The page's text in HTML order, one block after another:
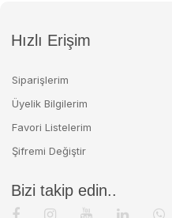
Hızlı Erişim
Siparişlerim
Üyelik Bilgilerim
Favori Listelerim
Şifremi Değiştir
Bizi takip edin..